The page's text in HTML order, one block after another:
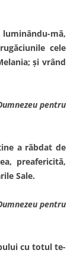
mă,
cele
şi vrând
pentru
a răbdat de
preafericită,
Sale.
pentru
cu totul te-